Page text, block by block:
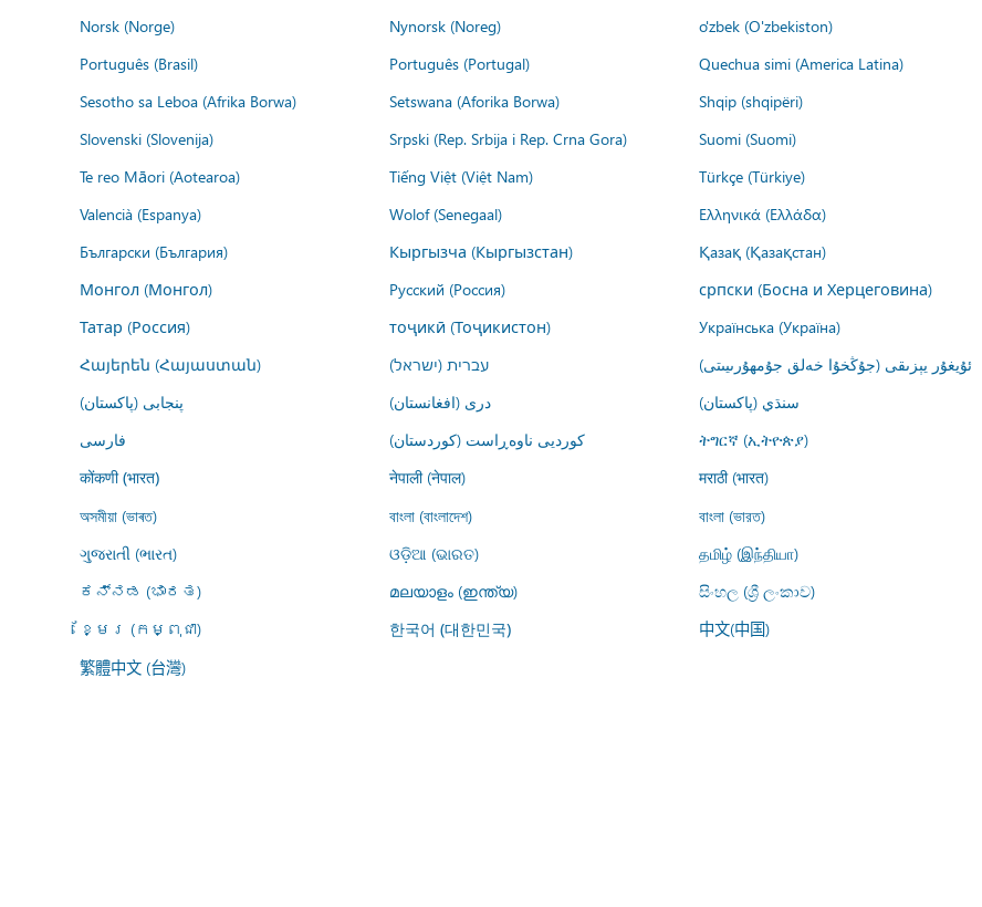
Norsk (Norge)
Nynorsk (Noreg) o'zbek (O'zbekiston)
Português (Brasil)
Português (Portugal) Quechua simi (America Latina)
Sesotho sa Leboa (Afrika Borwa)
Setswana (Aforika Borwa) Shqip (shqipëri)
Slovenski (Slovenija)
Srpski (Rep. Srbija i Rep. Crna Gora) Suomi (Suomi)
Te reo Māori (Aotearoa)
Tiếng Việt (Việt Nam) Türkçe (Türkiye)
Valencià (Espanya)
Wolof (Senegaal) Ελληνικά (Ελλάδα)
Български (България)
Кыргызча (Кыргызстан) Қазақ (Қазақстан)
Монгол (Монгол)
Русский (Россия) српски (Босна и Херцеговина)
Татар (Россия)
тоҷикӣ (Тоҷикистон) Українська (Україна)
Հայերեն (Հայաստան)
עברית (ישראל) ئۇيغۇر يېزىقى (جۇڭخۇا خەلق جۇمھۇرىيىتى)
پنجابی (پاکستان)
درى (افغانستان) سنڌي (پاکستان)
فارسى
کوردیی ناوەڕاست (کوردستان) ትግርኛ (ኢትዮጵያ)
कोंकणी (भारत) नेपाली (नेपाल) मराठी (भारत)
অসমীয়া (ভাৰত) বাংলা (বাংলাদেশ) বাংলা (ভারত)
ગુજરાતી (ભારત)
ଓଡ଼ିଆ (ଭାରତ) தமிழ் (இந்தியா)
ಕನ್ನಡ (ಭಾರತ)
മലയാളം (ഇന്ത്യ) සිංහල (ශ්‍රී ලංකාව)
ខ្មែរ (កម្ពុជា)
한국어 (대한민국) 中文(中国)
繁體中文 (台灣)